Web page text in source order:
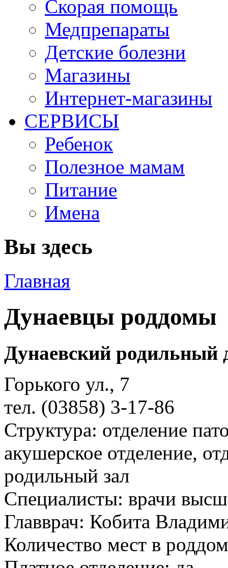
Скорая помощь
Медпрепараты
Детские болезни
Магазины
Интернет-магазины
СЕРВИСЫ
Ребенок
Полезное мамам
Питание
Имена
Вы здесь
Главная
Дунаевцы роддомы
Дунаевcкий родильный
Горького ул., 7
тел. (03858) 3-17-86
Структура: отделение
акушерское отделение,
родильный зал
Специалисты: врачи
Главврач: Кобита
Количество мест в